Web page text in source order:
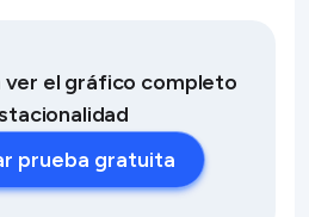
ver el gráfico completo
prueba gratuita